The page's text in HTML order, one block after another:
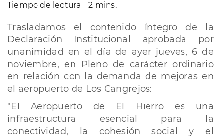
Tiempo de lectura 2 mins.
Trasladamos el contenido íntegro de la
Declaración Institucional aprobada por
unanimidad en el día de ayer jueves, 6 de
noviembre, en Pleno de carácter ordinario
en relación con la demanda de mejoras en
el aeropuerto de Los Cangrejos:
"El Aeropuerto de El Hierro es una
infraestructura esencial para la
conectividad, la cohesión social y el